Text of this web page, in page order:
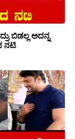
ಬಿಡಲ್ಲ ಅದನ್ನ
ನಟಿ